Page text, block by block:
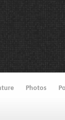
Photos